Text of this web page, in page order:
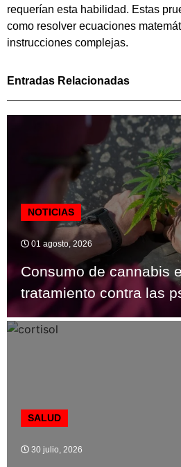
requerían esta habilidad. Estas
como resolver ecuaciones
instrucciones complejas.
Entradas Relacionadas
NOTICIAS
01 agosto, 2026
Consumo de cannabis
tratamiento contra las
SALUD
30 julio, 2026